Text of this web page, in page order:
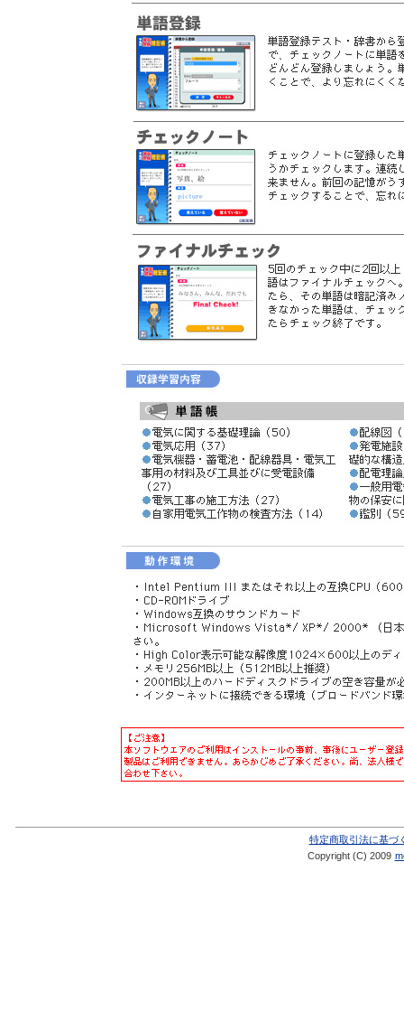
特定商取引法に基づ
Copyright (C) 2009